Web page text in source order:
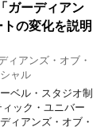
ガーディアン
の変化を説明
ィアンズ・オブ・
ャル
ベル・スタジオ制
ック・ユニバー
ィアンズ・オブ・